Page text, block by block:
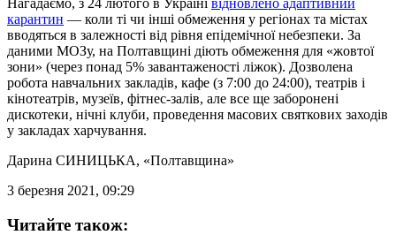
карантин — коли ті чи інші обмеження у регіонах та містах
вводяться в залежності від рівня епідемічної небезпеки. За
даними МОЗу, на Полтавщині діють обмеження для «жовтої
зони» (через понад 5% завантаженості ліжок). Дозволена
робота навчальних закладів, кафе (з 7:00 до 24:00), театрів і
кінотеатрів, музеїв, фітнес-залів, але все ще заборонені
дискотеки, нічні клуби, проведення масових святкових заходів
у закладах харчування.
Дарина СИНИЦЬКА, «Полтавщина»
3 березня 2021, 09:29
Читайте також: